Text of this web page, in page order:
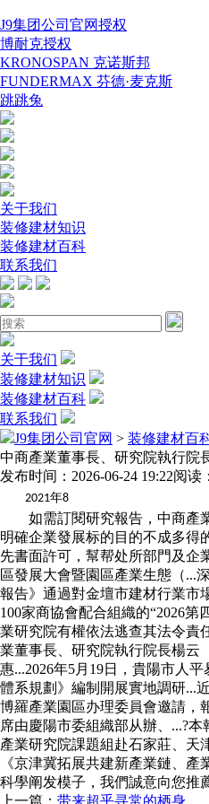
J9集团公司官网授权
博耐克授权
KRONOSPAN 克诺斯邦
FUNDERMAX 芬德·麦克斯
跳跳兔
关于我们
装修建材知识
装修建材百科
联系我们
关于我们
装修建材知识
装修建材百科
联系我们
J9集团公司官网 > 装修建材百
中商產業董事長、研究院執行院
发布时间：2026-06-24 19:22阅读：
2021年8
如需訂閱研究報告，中商產業
明確企業發展标的目的不成多得
先書面許可，幫帮处所部門及企
區發展大會暨園區產業生態（...
報告》通過對金壇市建材行業市
100家商協會配合組織的“2026
業研究院有權依法逃查其法令責
業董事長、研究院執行院長楊云
惠...2026年5月19日，貴陽市人
體系規劃》編制開展實地調研...
博羅產業園區办理委員會邀請，
席由慶陽市委組織部从辦、...?
產業研究院課題組赴石家莊、天
《京津冀拓展共建新產業鏈、
科學阐发模子，我們誠意向您推
上一篇： 带来超乎寻常的栖身